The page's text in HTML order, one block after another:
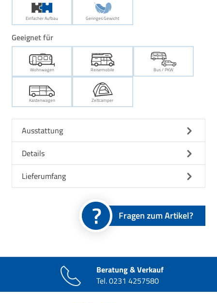
Einfacher Aufbau Geringes Gewicht
Geeignet für
Wohnwagen Reisemobile Bus / PKW
Kastenwagen Zeltcamper
Ausstattung
Details
Lieferumfang
Fragen zum Artikel?
Beratung & Verkauf
Tel.0231 4257580